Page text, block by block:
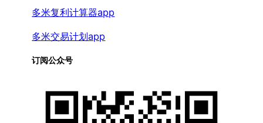
多米复利计算器app
多米交易计划app
订阅公众号